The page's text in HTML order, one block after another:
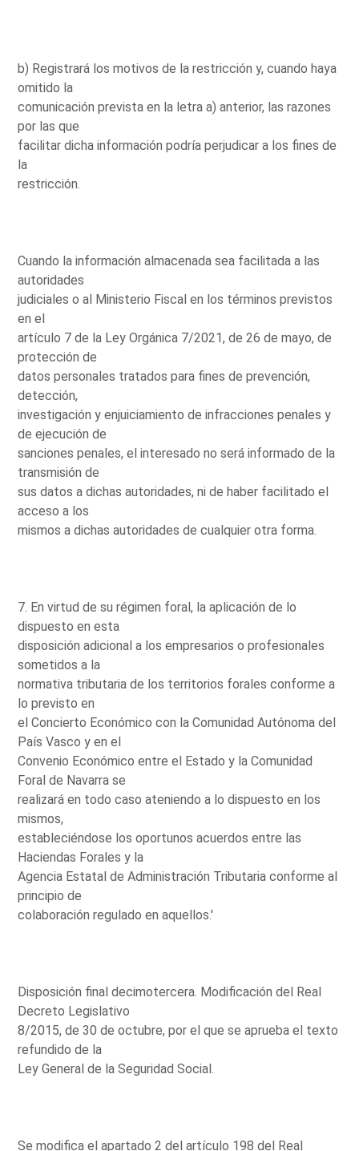
b) Registrará los motivos de la restricción y, cuando haya
omitido la
comunicación prevista en la letra a) anterior, las razones
por las que
facilitar dicha información podría perjudicar a los fines de
la
restricción.
Cuando la información almacenada sea facilitada a las
autoridades
judiciales o al Ministerio Fiscal en los términos previstos
en el
artículo 7 de la Ley Orgánica 7/2021, de 26 de mayo, de
protección de
datos personales tratados para fines de prevención,
detección,
investigación y enjuiciamiento de infracciones penales y
de ejecución de
sanciones penales, el interesado no será informado de la
transmisión de
sus datos a dichas autoridades, ni de haber facilitado el
acceso a los
mismos a dichas autoridades de cualquier otra forma.
7. En virtud de su régimen foral, la aplicación de lo
dispuesto en esta
disposición adicional a los empresarios o profesionales
sometidos a la
normativa tributaria de los territorios forales conforme a
lo previsto en
el Concierto Económico con la Comunidad Autónoma del
País Vasco y en el
Convenio Económico entre el Estado y la Comunidad
Foral de Navarra se
realizará en todo caso ateniendo a lo dispuesto en los
mismos,
estableciéndose los oportunos acuerdos entre las
Haciendas Forales y la
Agencia Estatal de Administración Tributaria conforme al
principio de
colaboración regulado en aquellos.'
Disposición final decimotercera. Modificación del Real
Decreto Legislativo
8/2015, de 30 de octubre, por el que se aprueba el texto
refundido de la
Ley General de la Seguridad Social.
Se modifica el apartado 2 del artículo 198 del Real